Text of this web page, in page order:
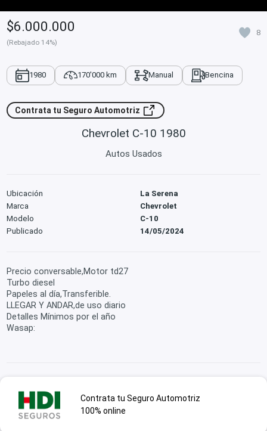
$6.000.000
(Rebajado 14%)
8
1980 170'000 km Manual Bencina
Contrata tu Seguro Automotriz
Chevrolet C-10 1980
Autos Usados
Ubicación
La Serena
Marca
Chevrolet
Modelo
C-10
Publicado
14/05/2024
Precio conversable,Motor td27
Turbo diesel
Papeles al día,Transferible.
LLEGAR Y ANDAR,de uso diario
Detalles Mínimos por el año
Wasap:
Contrata tu Seguro Automotriz
100% online